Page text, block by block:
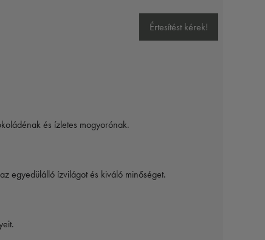
Értesítést kérek!
és ízletes mogyorónak.
egyedülálló ízvilágot és kiváló minőséget.